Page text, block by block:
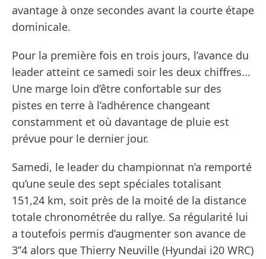
avantage à onze secondes avant la courte étape
dominicale.
Pour la première fois en trois jours, l’avance du
leader atteint ce samedi soir les deux chiffres...
Une marge loin d’être confortable sur des
pistes en terre à l’adhérence changeant
constamment et où davantage de pluie est
prévue pour le dernier jour.
Samedi, le leader du championnat n’a remporté
qu’une seule des sept spéciales totalisant
151,24 km, soit près de la moité de la distance
totale chronométrée du rallye. Sa régularité lui
a toutefois permis d’augmenter son avance de
3’’4 alors que Thierry Neuville (Hyundai i20 WRC)